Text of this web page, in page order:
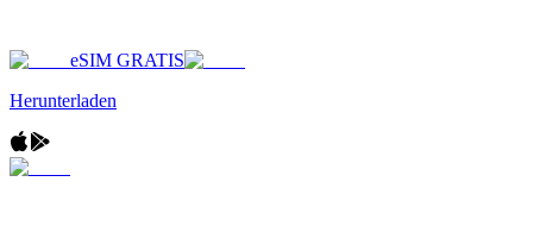
eSIM GRATIS
Herunterladen